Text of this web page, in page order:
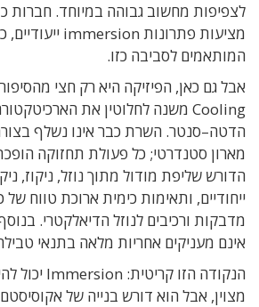
לצפיפות מחשוב גבוהה במיוחד. חברות
מציעות פתרונות immersion ייעודיים,
המותאמים לסביבה כזו.
אבל גם כאן, הפיזיקה היא רק חצי מהסיפור
Cooling משנה לחלוטין את
הדטה–סנטר. השרת כבר אינו נשלף
מארון סטנדרטי; כל פעולת תחזוקה
הדורש שליפת מודול מתוך נוזל, ניקוז,
ייחודיים, ותאימות כימית ארוכת טווח של
מדבקות ורכיבים לנוזל הדיאלקטרי.
אינם מעניקים אחריות מלאה בתנאי
הנקודה הזו קריטית: Immersion
יכול
מצוין, אבל הוא דורש בנייה של